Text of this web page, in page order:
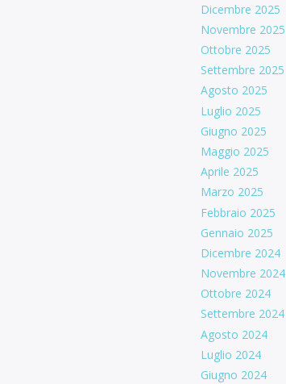
Dicembre 2025
Novembre 2025
Ottobre 2025
Settembre 2025
Agosto 2025
Luglio 2025
Giugno 2025
Maggio 2025
Aprile 2025
Marzo 2025
Febbraio 2025
Gennaio 2025
Dicembre 2024
Novembre 2024
Ottobre 2024
Settembre 2024
Agosto 2024
Luglio 2024
Giugno 2024